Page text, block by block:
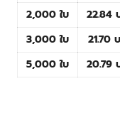
2,000 ใบ
22.84
3,000 ใบ
21.70
5,000 ใบ
20.79